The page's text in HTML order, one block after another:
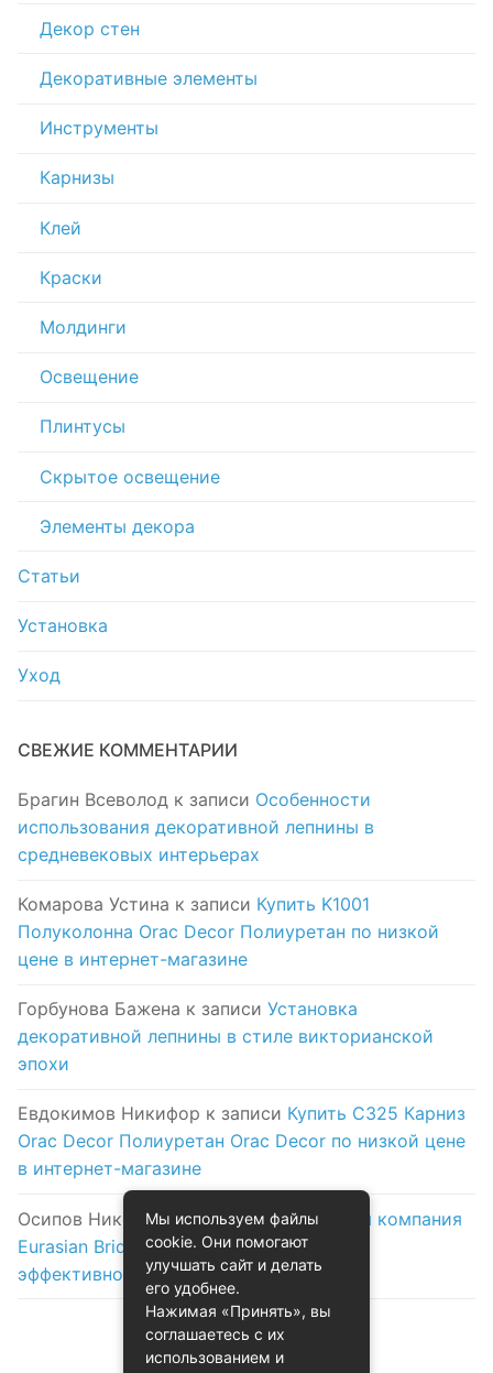
Декор стен
Декоративные элементы
Инструменты
Карнизы
Клей
Краски
Молдинги
Освещение
Плинтусы
Скрытое освещение
Элементы декора
Статьи
Установка
Уход
СВЕЖИЕ КОММЕНТАРИИ
Брагин Всеволод к записи Особенности
использования декоративной лепнины в
средневековых интерьерах
Комарова Устина к записи Купить K1001
Полуколонна Orac Decor Полиуретан по низкой
цене в интернет-магазине
Горбунова Бажена к записи Установка
декоративной лепнины в стиле викторианской
эпохи
Евдокимов Никифор к записи Купить C325 Карниз
Orac Decor Полиуретан Orac Decor по низкой цене
в интернет-магазине
Осипов Николак записиЛогистическая компания
Eurasian Bridge в Астане: надежность и
эффективность на первом месте
Мы используем файлы
cookie. Они помогают
улучшать сайт и делать
его удобнее.
Нажимая «Принять», вы
соглашаетесь с их
использованием и